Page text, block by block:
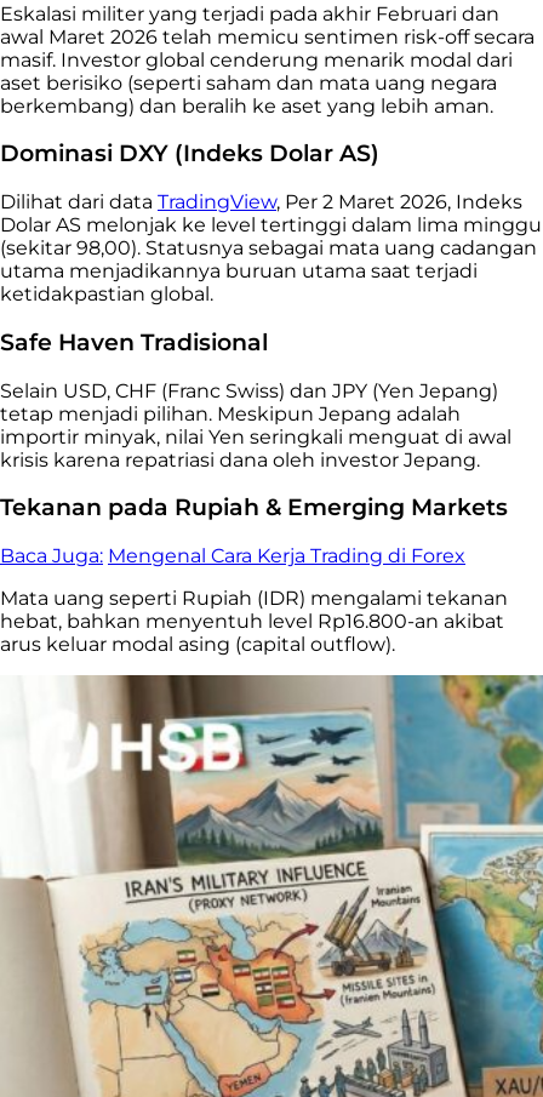
Eskalasi militer yang terjadi pada akhir Februari dan
awal Maret 2026 telah memicu sentimen risk-off secara
masif. Investor global cenderung menarik modal dari
aset berisiko (seperti saham dan mata uang negara
berkembang) dan beralih ke aset yang lebih aman.
Dominasi DXY (Indeks Dolar AS)
Dilihat dari data TradingView, Per 2 Maret 2026, Indeks
Dolar AS melonjak ke level tertinggi dalam lima minggu
(sekitar 98,00). Statusnya sebagai mata uang cadangan
utama menjadikannya buruan utama saat terjadi
ketidakpastian global.
Safe Haven Tradisional
Selain USD, CHF (Franc Swiss) dan JPY (Yen Jepang)
tetap menjadi pilihan. Meskipun Jepang adalah
importir minyak, nilai Yen seringkali menguat di awal
krisis karena repatriasi dana oleh investor Jepang.
Tekanan pada Rupiah & Emerging Markets
Baca Juga: Mengenal Cara Kerja Trading di Forex
Mata uang seperti Rupiah (IDR) mengalami tekanan
hebat, bahkan menyentuh level Rp16.800-an akibat
arus keluar modal asing (capital outflow).